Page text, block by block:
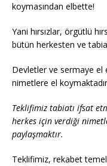
koymasından elbette!
Yani hırsızlar, örgütlü
bütün herkesten ve
Devletler ve sermaye el
nimetlere el
Teklifimiz tabiatı ifsat
herkes için verdiği
paylaşmaktır.
Teklifimiz, rekabet